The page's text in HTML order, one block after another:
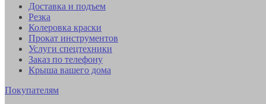
Доставка и подъем
Резка
Колеровка краски
Прокат инструментов
Услуги спецтехники
Заказ по телефону
Крыша вашего дома
Покупателям